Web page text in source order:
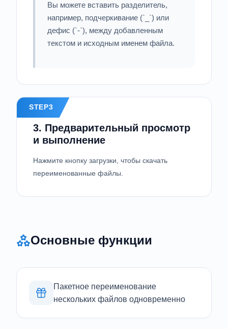
Вы можете вставить разделитель,
например, подчеркивание (`_`) или
дефис (`-`), между добавленным
текстом и исходным именем файла.
STEP3
3. Предварительный просмотр
и выполнение
Нажмите кнопку загрузки, чтобы скачать
переименованные файлы.
Основные функции
Пакетное переименование
нескольких файлов одновременно